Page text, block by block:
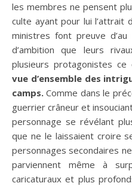
les membres ne pensent
culte ayant pour lui l’attrait
ministres font preuve
d’ambition que leurs
plusieurs protagonistes ce
vue d’ensemble des
camps. Comme dans le
guerrier crâneur et
personnage se révélant
que ne le laissaient croire
personnages secondaires
parviennent même à
caricaturaux et plus